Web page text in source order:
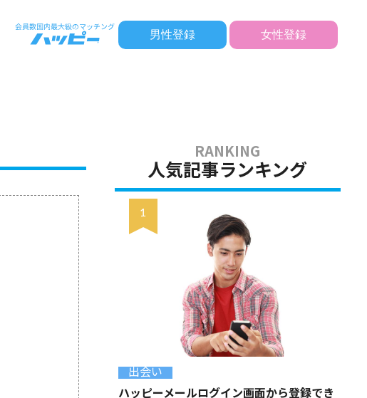
男性登録 女性登録
人気記事ランキング
出会い
ハッピーメールログイン画面から登録でき